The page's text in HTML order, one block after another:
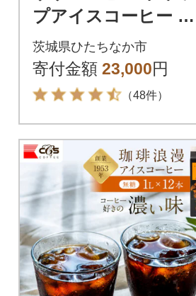
プアイスコーヒー 無
糖 6本セット(201032)
茨城県ひたちなか市
寄付金額 23,000円
（48件）